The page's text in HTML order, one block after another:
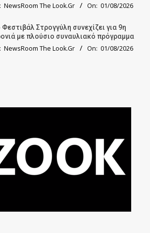
NewsRoom The Look.Gr On: 01/08/2026
Φεστιβάλ Στρογγύλη συνεχίζει για 9η
με πλούσιο συναυλιακό πρόγραμμα
NewsRoom The Look.Gr On: 01/08/2026